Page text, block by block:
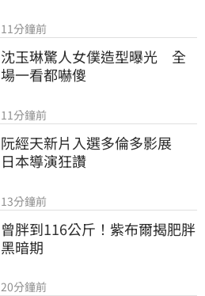
11分鐘前
沈玉琳驚人女僕造型曝光　全
場一看都嚇傻
11分鐘前
阮經天新片入選多倫多影展
日本導演狂讚
13分鐘前
曾胖到116公斤！紫布爾揭肥胖
黑暗期
20分鐘前